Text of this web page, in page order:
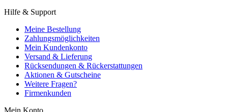
Hilfe & Support
Meine Bestellung
Zahlungsmöglichkeiten
Mein Kundenkonto
Versand & Lieferung
Rücksendungen & Rückerstattungen
Aktionen & Gutscheine
Weitere Fragen?
Firmenkunden
Mein Konto